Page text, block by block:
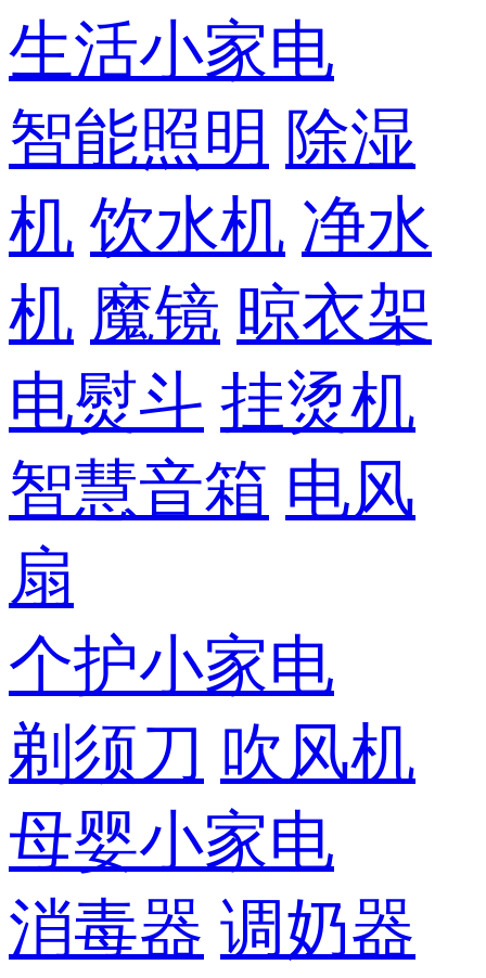
生活小家电
智能照明 除湿
机 饮水机 净水
机 魔镜 晾衣架
电熨斗 挂烫机
智慧音箱 电风
扇
个护小家电
剃须刀 吹风机
母婴小家电
消毒器 调奶器